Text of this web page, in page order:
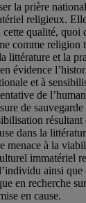
la prière
religieux.
cette qualité, quoi
comme religion
littérature et la
évidence
et à
de
de
résultant
dans la
menace à la
immatériel
ainsi que
en recherche
en cause.